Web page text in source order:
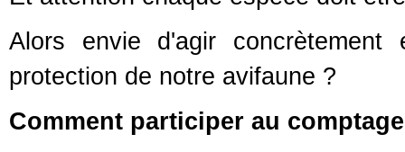
Alors envie d'agir
protection de notre avifaune ?
Comment participer au comptage